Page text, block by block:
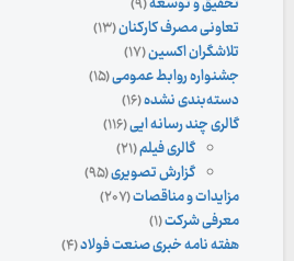
(۹)
تعاونی مصرف کارکنان(۱۳)
تلاشگران اکسین(۱۷)
جشنواره روابط عمومی(۱۵)
دسته‌بندی نشده(۱۶)
گالری چند رسانه ایی(۱۱۶)
گالری فیلم(۲۱)
گزارش تصویری(۹۵)
مزایدات و مناقصات(۲۰۷)
معرفی شرکت(۱)
هفته نامه خبری صنعت فولاد(۴)